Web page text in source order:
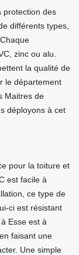
protection des
différents types,
zinc ou alu.
la qualité de
le département
Maitres de
déployons à cet
pour la toiture et
est facile à
ce type de
ci est résistant
Esse est à
faisant une
Une simple